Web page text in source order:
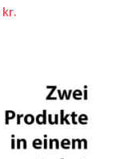
kr.Den
2.499,00 kr..